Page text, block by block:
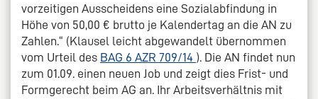
vorzeitigen Ausscheidens eine Sozialabfindung in
Höhe von 50,00 € brutto je Kalendertag an die AN zu
Zahlen.“ (Klausel leicht abgewandelt übernommen
vom Urteil des BAG 6 AZR 709/14 ). Die AN findet nun
zum 01.09. einen neuen Job und zeigt dies Frist- und
Formgerecht beim AG an. Ihr Arbeitsverhältnis mit